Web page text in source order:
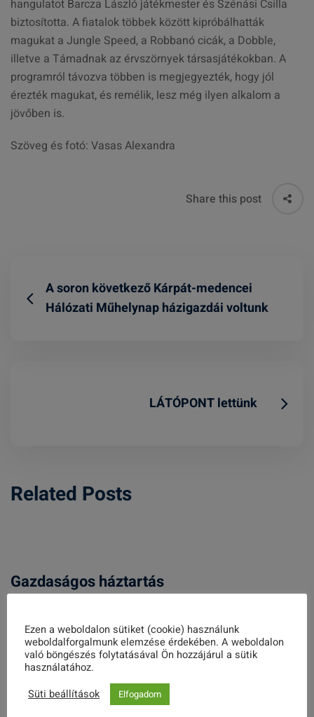
hangulatot Barcza László játékmester és Szénási Csilla
biztosította. A fiatalok többek között kipróbálhatták
magukat a Jungle Speed, a Robbanó cicák, a Dobble,
illetve a Támadnak az érvszörnyek társasjátékokban. A
programról távozva többen is megjegyezték, hogy jól
érezték magukat, és remélik, lesz még ilyen alkalom a
jövőben is.
Szöveg és fotó: Vasas Alexandra
Share this post
A soron következő Kárpát-medencei
Hálózati Műhelynap házigazdái voltunk
LÁTÓPONT lettünk
Related Posts
Gazdaságos háztartás
Csák János: pótolhatatlan és páratlan a
Ezen a weboldalon sütiket (cookie) használunk
weboldalforgalmunk elemzése érdekében. A weboldalon
való böngészés folytatásával Ön hozzájárul a sütik
használatához.
Süti beállítások
Elfogadom